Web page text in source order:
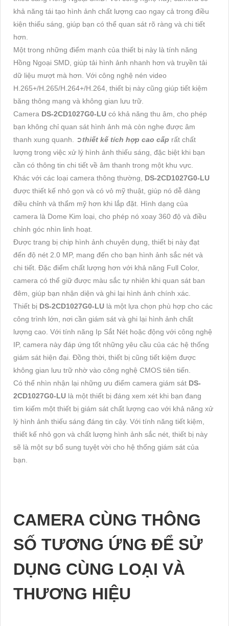
khả năng tái tạo hình ảnh chất lượng cao ngay cả trong điều
kiện thiếu sáng, giúp bạn có thể quan sát rõ ràng và chi tiết
hơn.
Một trong những điểm mạnh của thiết bị này là tính năng
Hồng Ngoại SMD, giúp tải hình ảnh nhanh hơn và truyền tải
dữ liệu mượt mà hơn. Với công nghệ nén video
H.265+/H.265/H.264+/H.264, thiết bị này cũng giúp tiết kiệm
băng thông mạng và không gian lưu trữ.
Camera DS-2CD1027G0-LU có khả năng thu âm, cho phép
bạn không chỉ quan sát hình ảnh mà còn nghe được âm
thanh xung quanh. ➲thiết kế tích hợp cao cấp rất chất
lượng trong việc xử lý hình ảnh thiếu sáng, đặc biệt khi bạn
cần có thông tin chi tiết về âm thanh trong một khu vực.
Khác với các loại camera thông thường, DS-2CD1027G0-LU
được thiết kế nhỏ gọn và có vỏ mỹ thuật, giúp nó dễ dàng
điều chỉnh và thẩm mỹ hơn khi lắp đặt. Hình dạng của
camera là Dome Kim loại, cho phép nó xoay 360 độ và điều
chỉnh góc nhìn linh hoạt.
Được trang bị chip hình ảnh chuyên dụng, thiết bị này đạt
đến độ nét 2.0 MP, mang đến cho bạn hình ảnh sắc nét và
chi tiết. Đặc điểm chất lượng hơn với khả năng Full Color,
camera có thể giữ được màu sắc tự nhiên khi quan sát ban
đêm, giúp bạn nhận diện và ghi lại hình ảnh chính xác.
Thiết bị DS-2CD1027G0-LU là một lựa chọn phù hợp cho các
công trình lớn, nơi cần giám sát và ghi lại hình ảnh chất
lượng cao. Với tính năng Ip Sắt Nét hoặc động với công nghệ
IP, camera này đáp ứng tốt những yêu cầu của các hệ thống
giám sát hiện đại. Đồng thời, thiết bị cũng tiết kiệm được
không gian lưu trữ nhờ vào công nghệ CMOS tiên tiến.
Có thể nhìn nhận lại những ưu điểm camera giám sát DS-
2CD1027G0-LU là một thiết bị đáng xem xét khi bạn đang
tìm kiếm một thiết bị giám sát chất lượng cao với khả năng xử
lý hình ảnh thiếu sáng đáng tin cậy. Với tính năng tiết kiệm,
thiết kế nhỏ gọn và chất lượng hình ảnh sắc nét, thiết bị này
sẽ là một sự bổ sung tuyệt vời cho hệ thống giám sát của
bạn.
CAMERA CÙNG THÔNG
SỐ TƯƠNG ỨNG ĐỂ SỬ
DỤNG CÙNG LOẠI VÀ
THƯƠNG HIỆU